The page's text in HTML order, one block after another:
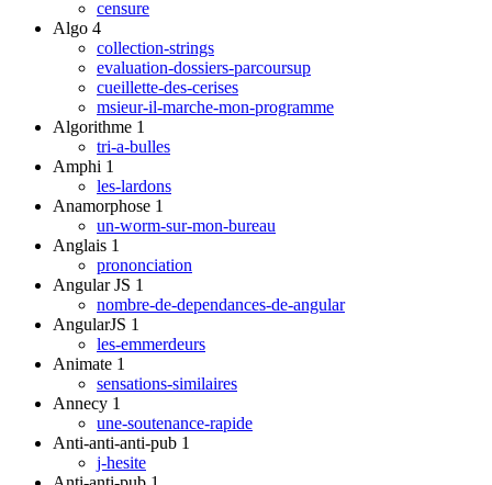
censure
Algo 4
collection-strings
evaluation-dossiers-parcoursup
cueillette-des-cerises
msieur-il-marche-mon-programme
Algorithme 1
tri-a-bulles
Amphi 1
les-lardons
Anamorphose 1
un-worm-sur-mon-bureau
Anglais 1
prononciation
Angular JS 1
nombre-de-dependances-de-angular
AngularJS 1
les-emmerdeurs
Animate 1
sensations-similaires
Annecy 1
une-soutenance-rapide
Anti-anti-anti-pub 1
j-hesite